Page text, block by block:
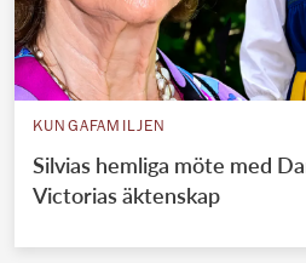
KUNGAFAMILJEN
Silvias hemliga möte med
Victorias äktenskap